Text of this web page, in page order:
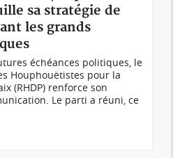
sa stratégie de
les grands
échéances politiques, le
Houphouëtistes pour la
(RHDP) renforce son
Le parti a réuni, ce